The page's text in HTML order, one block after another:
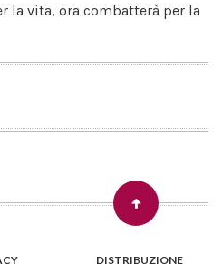
la vita, ora combatterà per la
DISTRIBUZIONE